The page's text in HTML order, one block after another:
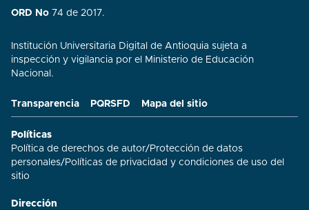
Transparencia PQRSFD Mapa del sitio
Políticas
Política de derechos de autor/ Protección de datos
personales/ Políticas de privacidad y condiciones de uso del
sitio​
Dirección
ORD No 74 de 2017.
Institución Universitaria Digital de Antioquia sujeta a
inspección y vigilancia por el Ministerio de Educación
Nacional.